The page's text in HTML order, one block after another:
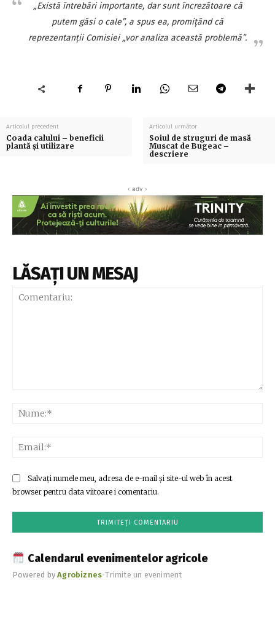
„Există întrebări importante, dar sunt încrezătoare că
putem găsi o cale”, a spus ea, promițând că
reprezentanții Comisiei „vor analiza această problemă”.
Articolul precedent
Coada calului – beneficii
plantă și utilizare
Articolul următor
Soiul de struguri de masă
Muscat de Bugeac –
descriere
‹ adv ›
LĂSAȚI UN MESAJ
Salvați numele meu, adresa de e-mail și site-ul web în acest
browser pentru data viitoare i comentariu.
Calendarul evenimentelor agricole
Powered byAgrobiznes•Trimite un eveniment